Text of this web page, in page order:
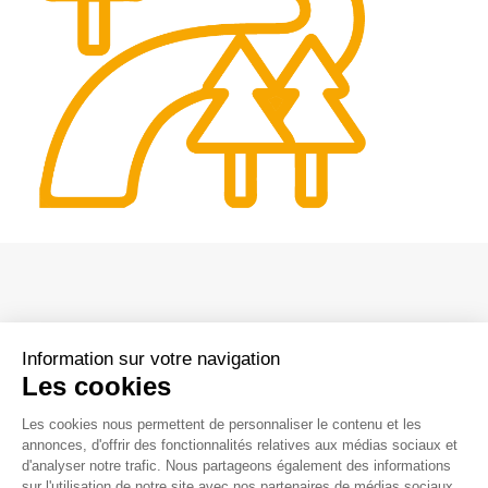
Information sur votre navigation
Les cookies
Les cookies nous permettent de personnaliser le contenu et les
annonces, d'offrir des fonctionnalités relatives aux médias sociaux et
d'analyser notre trafic. Nous partageons également des informations
Siège social
188, rue Maurice Bejart
CS 57392
Parcs éoliens terrestres
Parcs éoliens en mer
Hydrogène renouvelable et stockage
Boucles locales d’énergie verte
La vie chez Valeco
Nos métiers